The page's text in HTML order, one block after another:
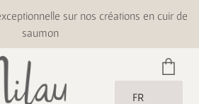
sur nos créations en cuir de
saumon
FR